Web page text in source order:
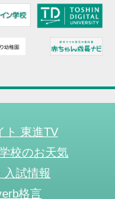
ト 東進TV
校のお天気
入試情報
格言